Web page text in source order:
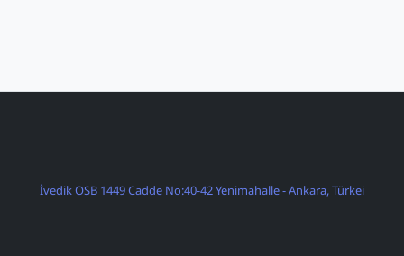
İvedik OSB 1449 Cadde No:40-42 Yenimahalle - Ankara, Türkei